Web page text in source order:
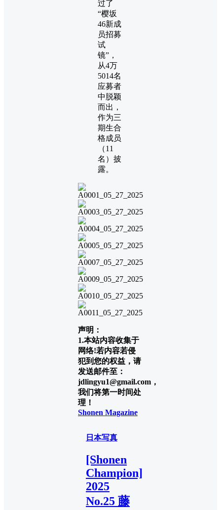
过了
“樱坂
46新成
员招募
试
镜”，
从4万
5014名
应募者
中脱颖
而出，
作为三
期生合
格成员
（11
名）披
露。
声明：
1.本站内容收集于
网络!若内容若侵
犯到您的权益，请
发送邮件至：
jdlingyu1@gmail.com，
我们将第一时间处
理！
Shonen Magazine
日本写真
[Shonen
Champion]
2025
No.25 藤